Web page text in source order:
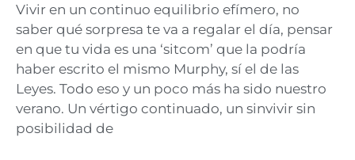
Vivir en un continuo equilibrio efímero, no
saber qué sorpresa te va a regalar el día, pensar
en que tu vida es una ‘sitcom’ que la podría
haber escrito el mismo Murphy, sí el de las
Leyes. Todo eso y un poco más ha sido nuestro
verano. Un vértigo continuado, un sinvivir sin
posibilidad de